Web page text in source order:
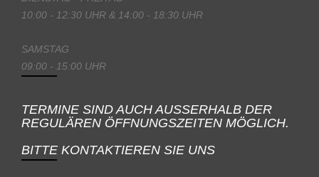
10:00 - 12:30 UHR & 14:00 - 18:30 UHR
SAMSTAG
09:00 - 15:00 UHR
TERMINE SIND AUCH AUSSERHALB DER
REGULÄREN ÖFFNUNGSZEITEN MÖGLICH.
BITTE KONTAKTIEREN SIE UNS